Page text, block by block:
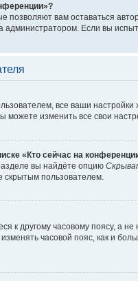
позволяют вам оставаться
администратором. Если вы
все ваши
можете изменить все свои
«Кто сейчас на
вы найдёте опцию
скрытым пользователем.
к другому часовому поясу, а
часовой пояс, как и